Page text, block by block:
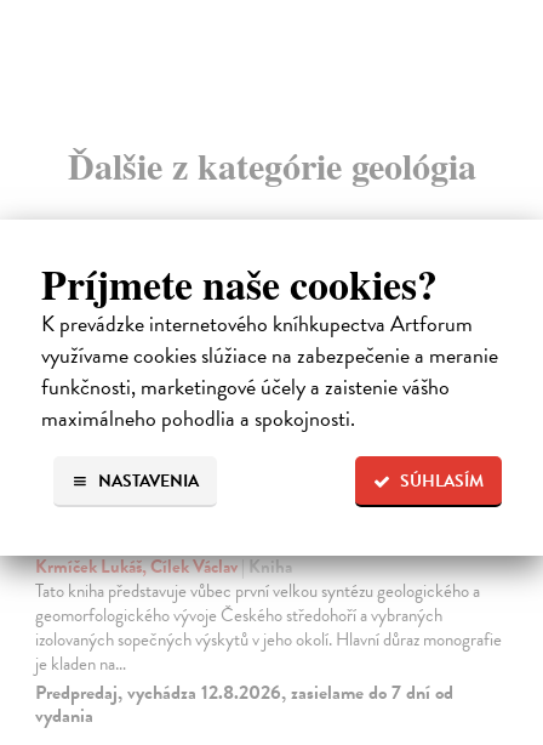
Príjmete naše cookies?
K prevádzke internetového kníhkupectva Artforum
využívame cookies slúžiace na zabezpečenie a meranie
funkčnosti, marketingové účely a zaistenie vášho
maximálneho pohodlia a spokojnosti.
SÚHLASÍM
NASTAVENIA
Ďalšie z kategórie geológia
predpredaj
Krmíček Lukáš, Cílek Václav| Kniha
Tato kniha představuje vůbec první velkou syntézu geologického a
geomorfologického vývoje Českého středohoří a vybraných
izolovaných sopečných výskytů v jeho okolí. Hlavní důraz monografie
je kladen na…
Predpredaj, vychádza 12.8.2026, zasielame do 7 dní od
vydania